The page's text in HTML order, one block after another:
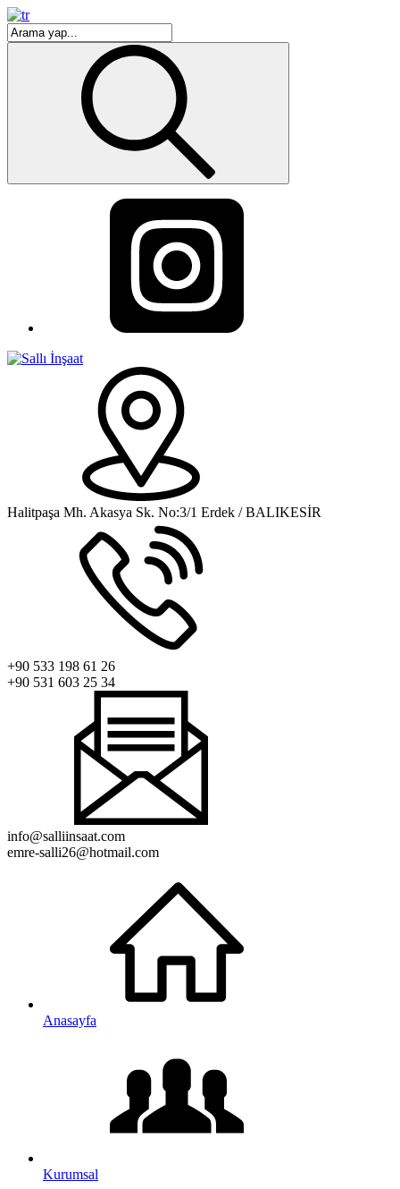
Halitpaşa Mh. Akasya Sk. No:3/1 Erdek / BALIKESİR
+90 533 198 61 26
+90 531 603 25 34
info@salliinsaat.com
emre-salli26@hotmail.com
Anasayfa
Kurumsal